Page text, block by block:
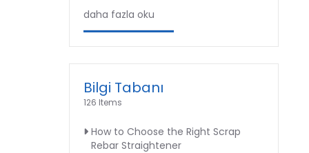
daha fazla oku
Bilgi Tabanı
126 Items
How to Choose the Right Scrap
Rebar Straightener